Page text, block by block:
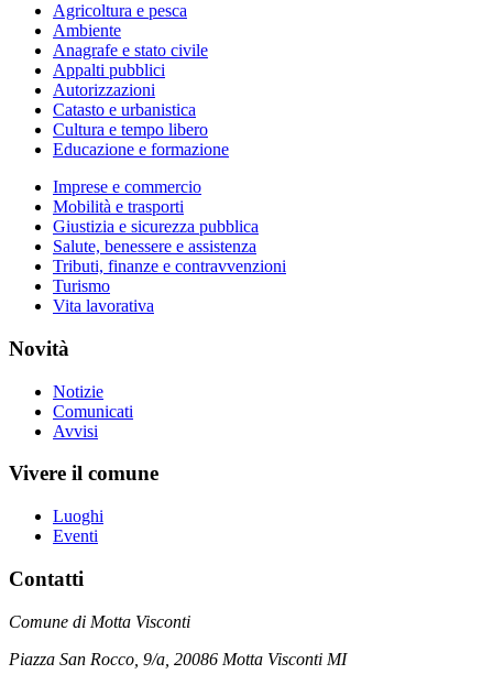
Agricoltura e pesca
Ambiente
Anagrafe e stato civile
Appalti pubblici
Autorizzazioni
Catasto e urbanistica
Cultura e tempo libero
Educazione e formazione
Imprese e commercio
Mobilità e trasporti
Giustizia e sicurezza pubblica
Salute, benessere e assistenza
Tributi, finanze e contravvenzioni
Turismo
Vita lavorativa
Novità
Notizie
Comunicati
Avvisi
Vivere il comune
Luoghi
Eventi
Contatti
Comune di Motta Visconti
Piazza San Rocco, 9/a, 20086 Motta Visconti MI